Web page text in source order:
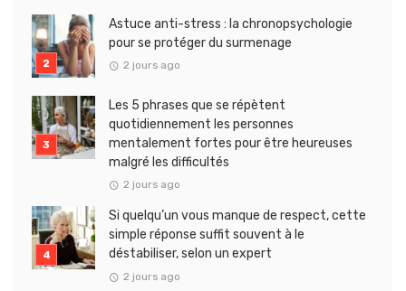
Astuce anti-stress : la chronopsychologie
pour se protéger du surmenage
2 jours ago
Les 5 phrases que se répètent
quotidiennement les personnes
mentalement fortes pour être heureuses
malgré les difficultés
2 jours ago
Si quelqu’un vous manque de respect, cette
simple réponse suffit souvent à le
déstabiliser, selon un expert
2 jours ago